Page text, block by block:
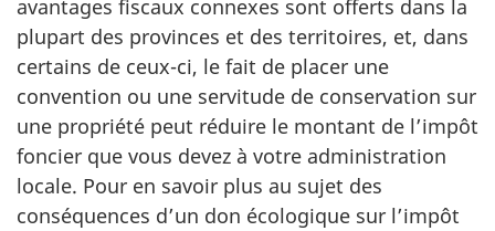
avantages fiscaux connexes sont offerts dans la
plupart des provinces et des territoires, et, dans
certains de ceux-ci, le fait de placer une
convention ou une servitude de conservation sur
une propriété peut réduire le montant de l’impôt
foncier que vous devez à votre administration
locale. Pour en savoir plus au sujet des
conséquences d’un don écologique sur l’impôt